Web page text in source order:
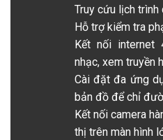
Truy cứu lịch trình
Hỗ trợ kiểm tra
Kết nối internet
nhạc, xem truyền
Cài đặt đa ứng
bản đồ để chỉ
Kết nối camera
thị trên màn hình